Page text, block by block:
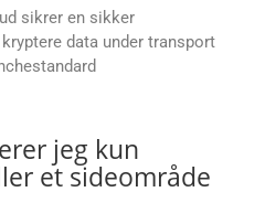
sikrer en sikker
data under transport
jeg kun
et sideområde